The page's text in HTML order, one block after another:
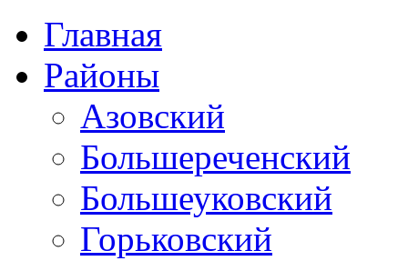
Главная
Районы
Азовский
Большереченский
Большеуковский
Горьковский